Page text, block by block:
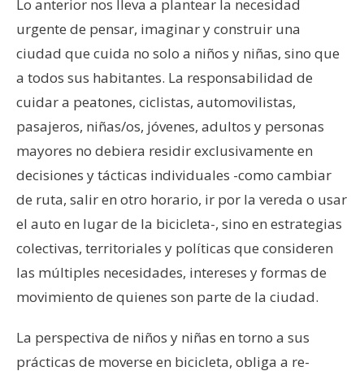
Lo anterior nos lleva a plantear la necesidad
urgente de pensar, imaginar y construir una
ciudad que cuida no solo a niños y niñas, sino que
a todos sus habitantes. La responsabilidad de
cuidar a peatones, ciclistas, automovilistas,
pasajeros, niñas/os, jóvenes, adultos y personas
mayores no debiera residir exclusivamente en
decisiones y tácticas individuales -como cambiar
de ruta, salir en otro horario, ir por la vereda o usar
el auto en lugar de la bicicleta-, sino en estrategias
colectivas, territoriales y políticas que consideren
las múltiples necesidades, intereses y formas de
movimiento de quienes son parte de la ciudad.
La perspectiva de niños y niñas en torno a sus
prácticas de moverse en bicicleta, obliga a re-